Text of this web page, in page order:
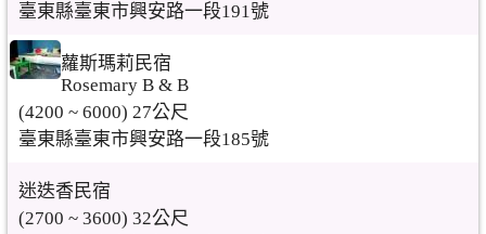
臺東縣臺東市興安路一段191號
蘿斯瑪莉民宿
Rosemary B & B
(4200 ~ 6000) 27公尺
臺東縣臺東市興安路一段185號
迷迭香民宿
(2700 ~ 3600) 32公尺